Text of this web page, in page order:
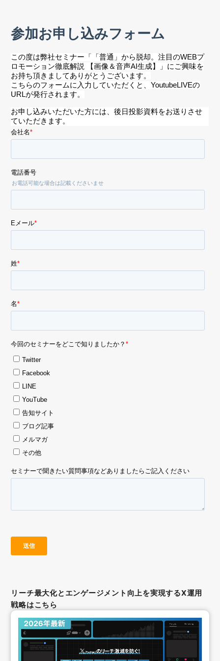
リーチ最大化とエンゲージメント向上を実現するX運用
戦略はこちら